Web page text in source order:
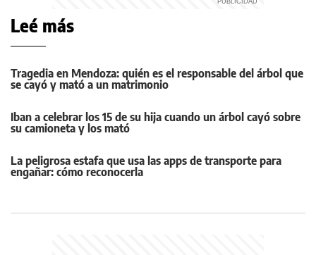
Leé más
Tragedia en Mendoza: quién es el responsable del árbol que
se cayó y mató a un matrimonio
Iban a celebrar los 15 de su hija cuando un árbol cayó sobre
su camioneta y los mató
La peligrosa estafa que usa las apps de transporte para
engañar: cómo reconocerla